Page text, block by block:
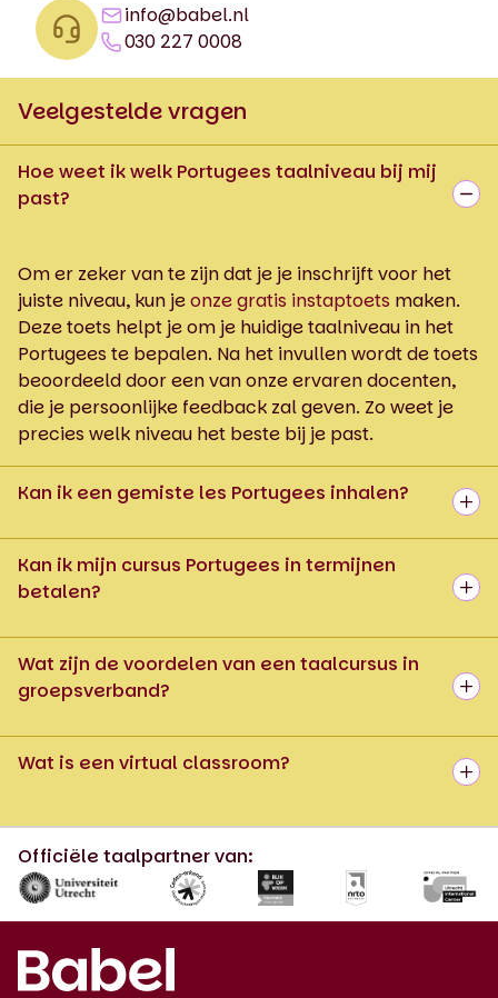
info@babel.nl
030 227 0008
Veelgestelde vragen
Hoe weet ik welk Portugees taalniveau bij mij
past?
Om er zeker van te zijn dat je je inschrijft voor het
juiste niveau, kun jeonze gratis instaptoets maken.
Deze toets helpt je om je huidige taalniveau in het
Portugees te bepalen. Na het invullen wordt de toets
beoordeeld door een van onze ervaren docenten,
die je persoonlijke feedback zal geven. Zo weet je
precies welk niveau het beste bij je past.
Kan ik een gemiste les Portugees inhalen?
Kan ik mijn cursus Portugees in termijnen
betalen?
Wat zijn de voordelen van een taalcursus in
groepsverband?
Wat is een virtual classroom?
Officiële taalpartner van: